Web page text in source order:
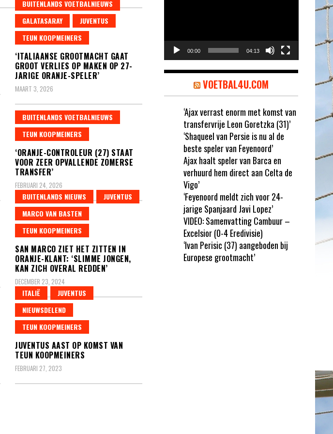
BUITENLANDS VOETBALNIEUWS
GALATASARAY
JUVENTUS
TEUN KOOPMEINERS
‘ITALIAANSE GROOTMACHT GAAT
GROOT VERLIES OP MAKEN OP 27-
JARIGE ORANJE-SPELER’
MAART 3, 2026
BUITENLANDS VOETBALNIEUWS
TEUN KOOPMEINERS
‘ORANJE-CONTROLEUR (27) STAAT
VOOR ZEER OPVALLENDE ZOMERSE
TRANSFER’
FEBRUARI 24, 2026
BUITENLANDS NIEUWS
JUVENTUS
MARCO VAN BASTEN
TEUN KOOPMEINERS
SAN MARCO ZIET HET ZITTEN IN
ORANJE-KLANT: ‘SLIMME JONGEN,
KAN ZICH OVERAL REDDEN’
DECEMBER 23, 2024
ITALIË
JUVENTUS
NIEUWSDELEND
TEUN KOOPMEINERS
JUVENTUS AAST OP KOMST VAN
TEUN KOOPMEINERS
FEBRUARI 27, 2023
00:00 04:13
VOETBAL4U.COM
‘Ajax verrast enorm met komst van
transfervrije Leon Goretzka (31)’
‘Shaqueel van Persie is nu al de
beste speler van Feyenoord’
Ajax haalt speler van Barca en
verhuurd hem direct aan Celta de
Vigo’
‘Feyenoord meldt zich voor 24-
jarige Spanjaard Javi Lopez’
VIDEO: Samenvatting Cambuur –
Excelsior (0-4 Eredivisie)
‘Ivan Perisic (37) aangeboden bij
Europese grootmacht’